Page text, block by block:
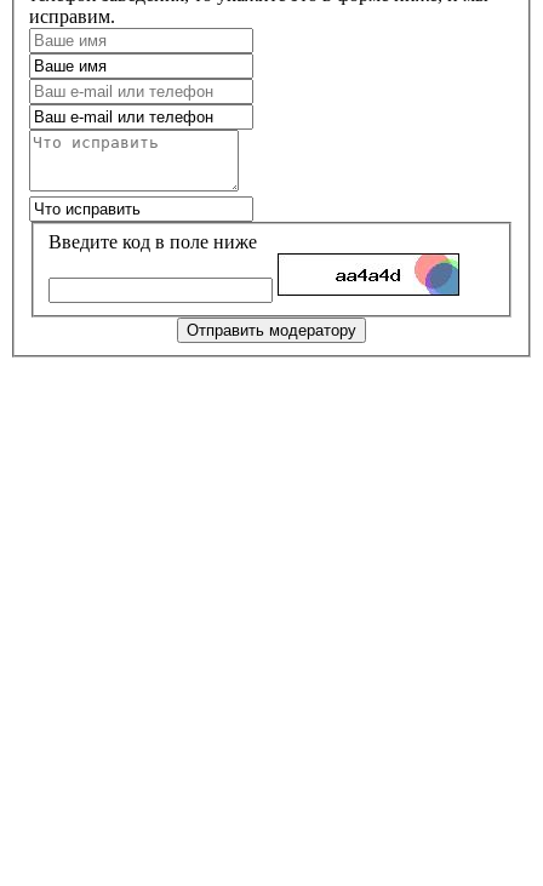
исправим.
Введите код в поле ниже
Отправить модератору